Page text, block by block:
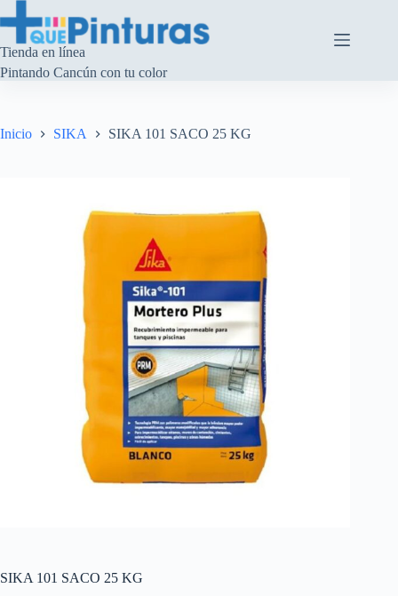
al
contenido
Tienda en línea
Pintando Cancún con tu color
Inicio SIKA SIKA 101 SACO 25 KG
SIKA 101 SACO 25 KG